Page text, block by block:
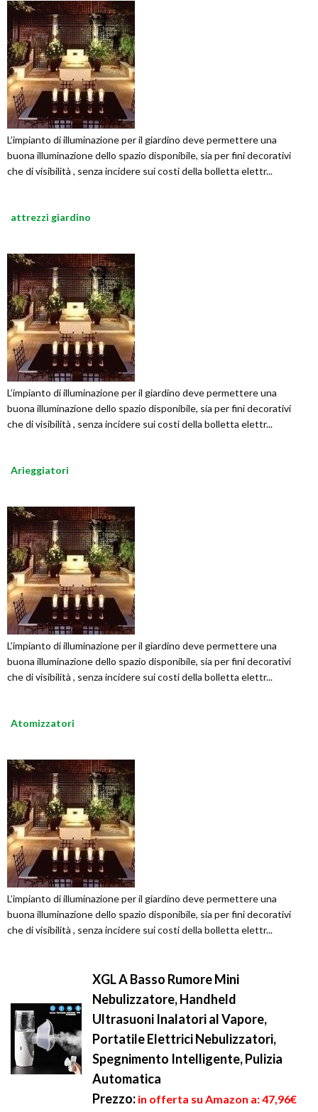
L’impianto di illuminazione per il giardino deve permettere una
buona illuminazione dello spazio disponibile, sia per fini decorativi
che di visibilità , senza incidere sui costi della bolletta elettr...
attrezzi giardino
L’impianto di illuminazione per il giardino deve permettere una
buona illuminazione dello spazio disponibile, sia per fini decorativi
che di visibilità , senza incidere sui costi della bolletta elettr...
Arieggiatori
L’impianto di illuminazione per il giardino deve permettere una
buona illuminazione dello spazio disponibile, sia per fini decorativi
che di visibilità , senza incidere sui costi della bolletta elettr...
Atomizzatori
L’impianto di illuminazione per il giardino deve permettere una
buona illuminazione dello spazio disponibile, sia per fini decorativi
che di visibilità , senza incidere sui costi della bolletta elettr...
XGL A Basso Rumore Mini
Nebulizzatore, Handheld
Ultrasuoni Inalatori al Vapore,
Portatile Elettrici Nebulizzatori,
Spegnimento Intelligente, Pulizia
Automatica
Prezzo: in offerta su Amazon a: 47,96€